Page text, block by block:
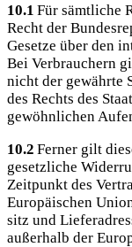
10.1 Für sämt­li­che
Recht der
Geset­ze über den
Bei Ver­brau­chern
nicht der gewähr­te
des Rechts des
gewöhn­li­chen
10.2 Fer­ner gilt
gesetz­li­che
Zeit­punkt des
Euro­päi­schen
sitz und
außer­halb der